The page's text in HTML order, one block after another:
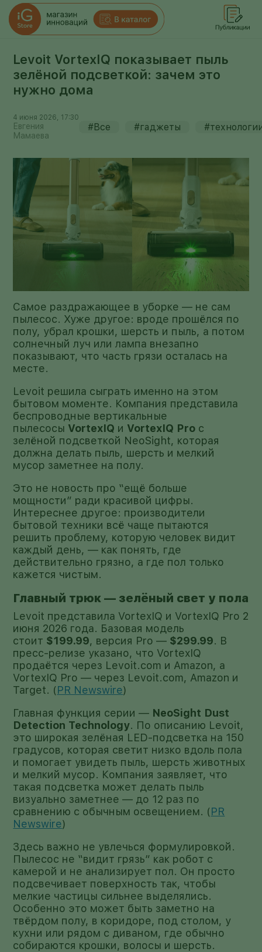
Levoit VortexIQ показывает пыль
зелёной подсветкой: зачем это
нужно дома
4 июня 2026, 17:30
Евгения
Мамаева
#Все #гаджеты
Самое раздражающее в уборке — не сам
пылесос. Хуже другое: вроде прошёлся по
полу, убрал крошки, шерсть и пыль, а потом
солнечный луч или лампа внезапно
показывают, что часть грязи осталась на
месте.
Levoit решила сыграть именно на этом
бытовом моменте. Компания представила
беспроводные вертикальные
пылесосы VortexIQ и VortexIQ Pro с
зелёной подсветкой NeoSight, которая
должна делать пыль, шерсть и мелкий
мусор заметнее на полу.
Это не новость про “ещё больше
мощности” ради красивой цифры.
Интереснее другое: производители
бытовой техники всё чаще пытаются
решить проблему, которую человек видит
каждый день, — как понять, где
действительно грязно, а где пол только
кажется чистым.
Главный трюк — зелёный свет у пола
Levoit представила VortexIQ и VortexIQ Pro 2
июня 2026 года. Базовая модель
стоит $199.99, версия Pro — $299.99. В
пресс-релизе указано, что VortexIQ
продаётся через Levoit.com и Amazon, а
VortexIQ Pro — через Levoit.com, Amazon и
Target. (PR Newswire)
Главная функция серии — NeoSight Dust
Detection Technology. По описанию Levoit,
это широкая зелёная LED-подсветка на 150
градусов, которая светит низко вдоль пола
и помогает увидеть пыль, шерсть животных
и мелкий мусор. Компания заявляет, что
такая подсветка может делать пыль
визуально заметнее — до 12 раз по
сравнению с обычным освещением. (PR
Newswire)
Здесь важно не увлечься формулировкой.
Пылесос не “видит грязь” как робот с
камерой и не анализирует пол. Он просто
подсвечивает поверхность так, чтобы
мелкие частицы сильнее выделялись.
Особенно это может быть заметно на
твёрдом полу, в коридоре, под столом, у
кухни или рядом с диваном, где обычно
собираются крошки, волосы и шерсть.